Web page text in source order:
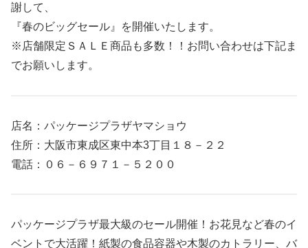
謝して、
『春のビッグセール』を開催いたします。
※店舗限定ＳＡＬＥ商品も多数！！お問い合わせは下記ま
でお願いします。
店名：パッケージプラザヤマショウ
住所：大阪市東成区東中本3丁目１８－２２
電話：０６－６９７１－５２００
パッケージプラザ最大級のセール開催！お花見など春のイ
ベントで大活躍！紙製の食品容器や木製のカトラリー、バ